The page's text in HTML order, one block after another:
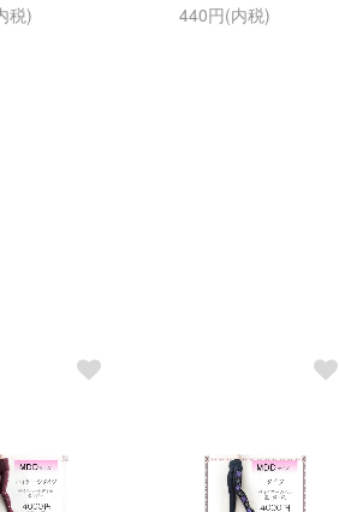
税)
440円(内税)